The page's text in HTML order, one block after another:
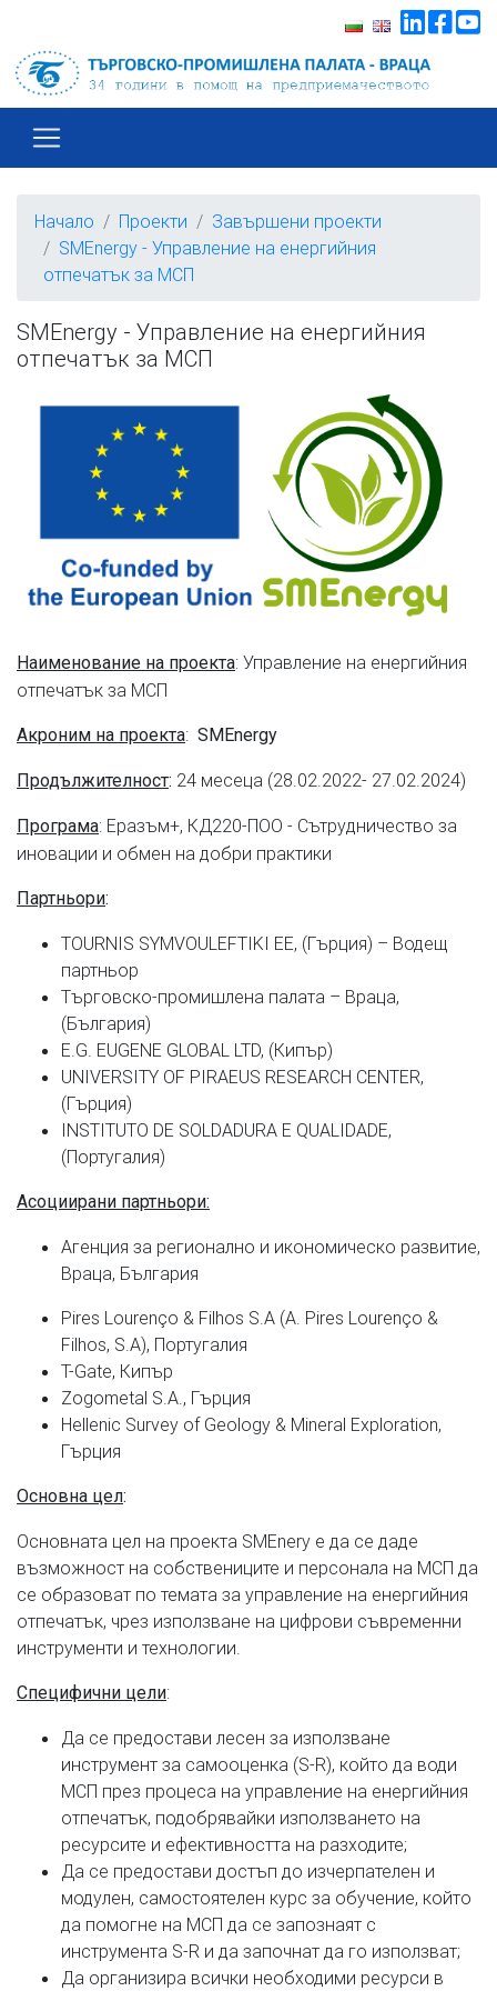
Начало Проекти
Завършени проекти
SMEnergy - Управление на енергийния
отпечатък за МСП
SMEnergy - Управление на енергийния
отпечатък за МСП
Наименование на проекта: Управление на енергийния
отпечатък за МСП
Акроним на проекта: SMEnergy
Продължителност: 24 месеца (28.02.2022- 27.02.2024)
Програма: Еразъм+, КД220-ПОО - Сътрудничество за
иновации и обмен на добри практики
Партньори:
TOURNIS SYMVOULEFTIKI EE, (Гърция) – Водещ
партньор
Търговско-промишлена палата – Враца,
(България)
E.G. EUGENE GLOBAL LTD, (Кипър)
UNIVERSITY OF PIRAEUS RESEARCH CENTER,
(Гърция)
INSTITUTO DE SOLDADURA E QUALIDADE,
(Португалия)
Асоциирани партньори:
Агенция за регионално и икономическо развитие,
Враца, България
Pires Lourenço & Filhos S.A (A. Pires Lourenço &
Filhos, S.A), Португалия
T-Gate, Кипър
Zogometal S.A., Гърция
Hellenic Survey of Geology & Mineral Exploration,
Гърция
Основна цел:
Основната цел на проекта SMEnery е да се даде
възможност на собствениците и персонала на МСП да
се образоват по темата за управление на енергийния
отпечатък, чрез използване на цифрови съвременни
инструменти и технологии.
Специфични цели:
Да се предостави лесен за използване
инструмент за самооценка (S-R), който да води
МСП през процеса на управление на енергийния
отпечатък, подобрявайки използването на
ресурсите и ефективността на разходите;
Да се предостави достъп до изчерпателен и
модулен, самостоятелен курс за обучение, който
да помогне на МСП да се запознаят с
инструмента S-R и да започнат да го използват;
Да организира всички необходими ресурси в